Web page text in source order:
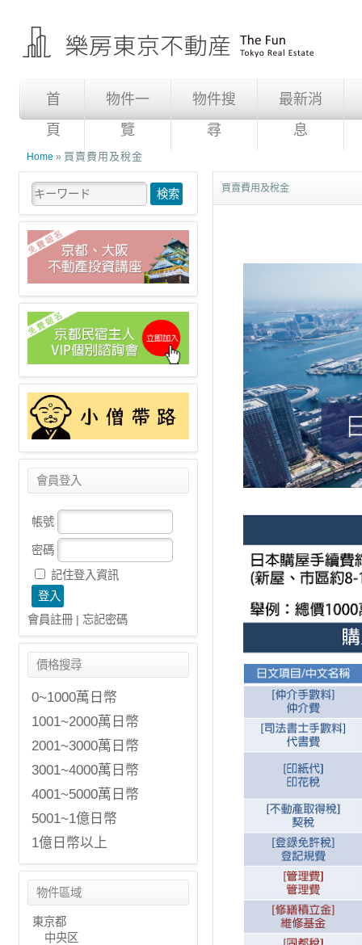
首
頁
物件一
覽
物件搜
尋
最新消
息
Home » 買賣費用及稅金
買賣費用及稅金
會員登入
帳號
密碼
記住登入資訊
會員註冊 | 忘記密碼
價格搜尋
0~1000萬日幣
1001~2000萬日幣
2001~3000萬日幣
3001~4000萬日幣
4001~5000萬日幣
5001~1億日幣
1億日幣以上
物件區域
東京都
中央区